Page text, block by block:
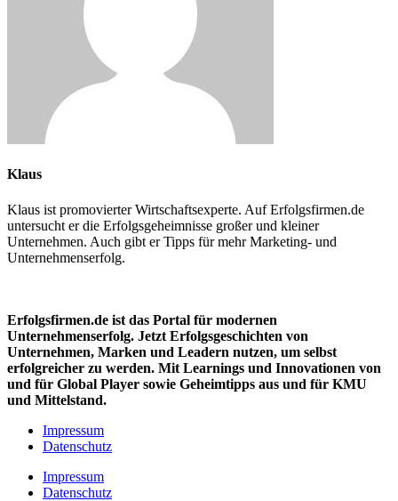
Klaus
Klaus ist promovierter Wirtschaftsexperte. Auf Erfolgsfirmen.de
untersucht er die Erfolgsgeheimnisse großer und kleiner
Unternehmen. Auch gibt er Tipps für mehr Marketing- und
Unternehmenserfolg.
Erfolgsfirmen.de ist das Portal für modernen
Unternehmenserfolg. Jetzt Erfolgsgeschichten von
Unternehmen, Marken und Leadern nutzen, um selbst
erfolgreicher zu werden. Mit Learnings und Innovationen von
und für Global Player sowie Geheimtipps aus und für KMU
und Mittelstand.
Impressum
Datenschutz
Impressum
Datenschutz